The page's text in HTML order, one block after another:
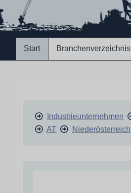
Start Branchenverzeichnis
Industrieunternehmen
AT
Niederösterreich